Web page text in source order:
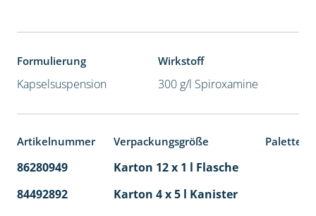
Formulierung
Kapselsuspension
Wirkstoff
300 g/l Spiroxamine
Artikelnummer Verpackungsgröße
86280949 Karton 12 x 1 l Flasche
84492892
Karton 4 x 5 l Kanister